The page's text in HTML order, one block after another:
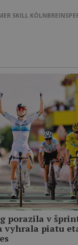
SKILL
porazila v
vyhrala piatu